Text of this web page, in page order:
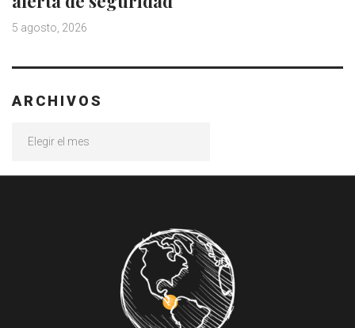
5 agosto, 2026
ARCHIVOS